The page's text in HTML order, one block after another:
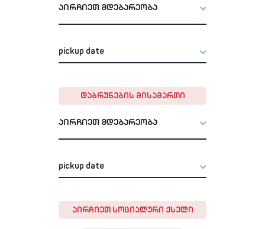
აირჩიეთ მდებარეობა
ᲓᲐᲑᲠᲣᲜᲔᲑᲘᲡ ᲛᲘᲡᲐᲛᲐᲠᲗᲘ
აირჩიეთ მდებარეობა
ᲐᲘᲠᲩᲘᲔᲗ ᲡᲝᲪᲘᲐᲚᲣᲠᲘ ᲥᲡᲔᲚᲘ